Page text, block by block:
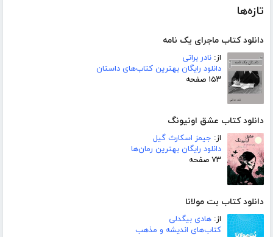
تازه‌ها
دانلود کتاب ماجرای یک نامه
از: نادر براتی
دانلود رایگان بهترین کتاب‌های داستان
۱۵۳ صفحه
دانلود کتاب عشق اونیونگ
از: جیمز اسکارث گیل
دانلود رایگان بهترین رمان‌ها
۷۳ صفحه
دانلود کتاب بت مولانا
از: هادی بیگدلی
کتاب‌های اندیشه و مذهب